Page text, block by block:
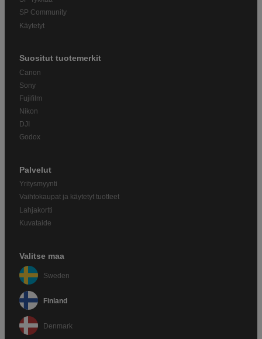
SP Community
Käytetyt
Suositut tuotemerkit
Canon
Sony
Fujifilm
Nikon
DJI
Godox
Palvelut
Yritysmyynti
Vaihtokaupat ja käytetyt tuotteet
Lahjakortti
Kuvataide
Valitse maa
Sweden
Finland
Denmark